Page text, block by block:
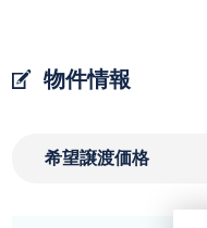
物件情報
希望譲渡価格